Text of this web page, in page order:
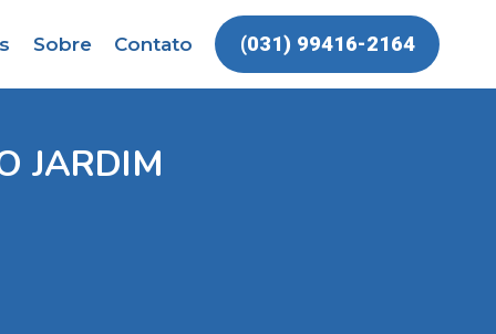
Sobre Contato (031) 99416-2164
JARDIM